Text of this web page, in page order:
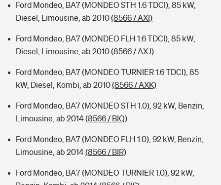
Ford Mondeo, BA7 (MONDEO STH 1.6 TDCI), 85 kW,
Diesel, Limousine, ab 2010(8566 / AXI)
Ford Mondeo, BA7 (MONDEO FLH 1.6 TDCI), 85 kW,
Diesel, Limousine, ab 2010(8566 / AXJ)
Ford Mondeo, BA7 (MONDEO TURNIER 1.6 TDCI), 85
kW, Diesel, Kombi, ab 2010(8566 / AXK)
Ford Mondeo, BA7 (MONDEO STH 1.0), 92 kW, Benzin,
Limousine, ab 2014(8566 / BIQ)
Ford Mondeo, BA7 (MONDEO FLH 1.0), 92 kW, Benzin,
Limousine, ab 2014(8566 / BIR)
Ford Mondeo, BA7 (MONDEO TURNIER 1.0), 92 kW,